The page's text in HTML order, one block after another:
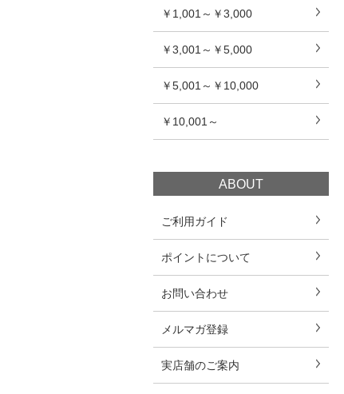
￥1,001～￥3,000
￥3,001～￥5,000
￥5,001～￥10,000
￥10,001～
ABOUT
ご利用ガイド
ポイントについて
お問い合わせ
メルマガ登録
実店舗のご案内